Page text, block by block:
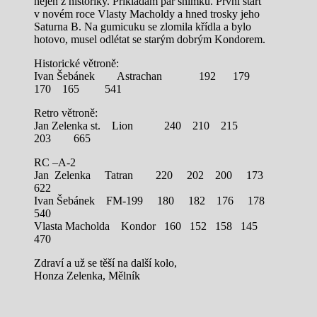
v novém roce Vlasty Macholdy a hned trosky jeho
Saturna B. Na gumicuku se zlomila křídla a bylo
hotovo, musel odlétat se starým dobrým Kondorem.
Historické větroně:
Ivan Šebánek Astrachan 192 179
170 165 541
Retro větroně:
Jan Zelenka st. Lion 240 210 215
203 665
RC –A-2
Jan Zelenka Tatran 220 202 200 173
622
Ivan Šebánek FM-199 180 182 176 178
540
Vlasta Macholda Kondor 160 152 158 145
470
Zdraví a už se těší na další kolo,
Honza Zelenka, Mělník